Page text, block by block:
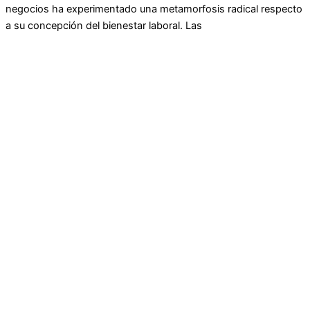
negocios ha experimentado una metamorfosis radical respecto
a su concepción del bienestar laboral. Las